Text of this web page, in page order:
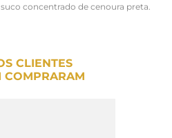
concentrado de cenoura preta.
CLIENTES
COMPRARAM